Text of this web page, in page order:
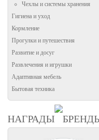
Чехлы и системы хранения
Гигиена и уход
Кормление
Прогулки и путешествия
Развитие и досуг
Развлечения и игрушки
Адаптивная мебель
Бытовая техника
НАГРАДЫ